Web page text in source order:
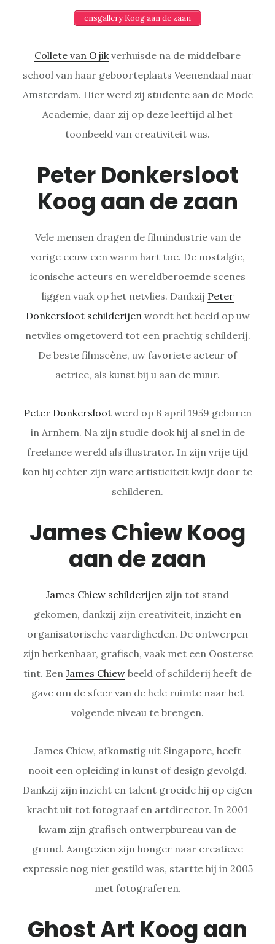
cnsgallery Koog aan de zaan
Collete van Ojik verhuisde na de middelbare
school van haar geboorteplaats Veenendaal naar
Amsterdam. Hier werd zij studente aan de Mode
Academie, daar zij op deze leeftijd al het
toonbeeld van creativiteit was.
Peter Donkersloot
Koog aan de zaan
Vele mensen dragen de filmindustrie van de
vorige eeuw een warm hart toe. De nostalgie,
iconische acteurs en wereldberoemde scenes
liggen vaak op het netvlies. Dankzij Peter
Donkersloot schilderijen wordt het beeld op uw
netvlies omgetoverd tot een prachtig schilderij.
De beste filmscène, uw favoriete acteur of
actrice, als kunst bij u aan de muur.
Peter Donkerslootwerd op 8 april 1959 geboren
in Arnhem. Na zijn studie dook hij al snel in de
freelance wereld als illustrator. In zijn vrije tijd
kon hij echter zijn ware artisticiteit kwijt door te
schilderen.
James Chiew Koog
aan de zaan
James Chiew schilderijen zijn tot stand
gekomen, dankzij zijn creativiteit, inzicht en
organisatorische vaardigheden. De ontwerpen
zijn herkenbaar, grafisch, vaak met een Oosterse
tint. Een James Chiew beeld of schilderij heeft de
gave om de sfeer van de hele ruimte naar het
volgende niveau te brengen.
James Chiew, afkomstig uit Singapore, heeft
nooit een opleiding in kunst of design gevolgd.
Dankzij zijn inzicht en talent groeide hij op eigen
kracht uit tot fotograaf en artdirector. In 2001
kwam zijn grafisch ontwerpbureau van de
grond. Aangezien zijn honger naar creatieve
expressie nog niet gestild was, startte hij in 2005
met fotograferen.
Ghost Art Koog aan